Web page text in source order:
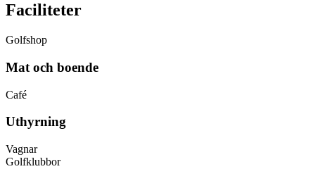
Faciliteter
Golfshop
Mat och boende
Café
Uthyrning
Vagnar
Golfklubbor